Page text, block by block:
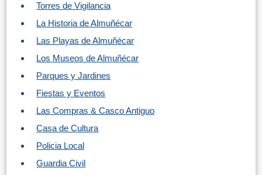
Torres de Vigilancia
La Historia de Almuñécar
Las Playas de Almuñécar
Los Museos de Almuñécar
Parques y Jardines
Fiestas y Eventos
Las Compras & Casco Antiguo
Casa de Cultura
Policia Local
Guardia Civil